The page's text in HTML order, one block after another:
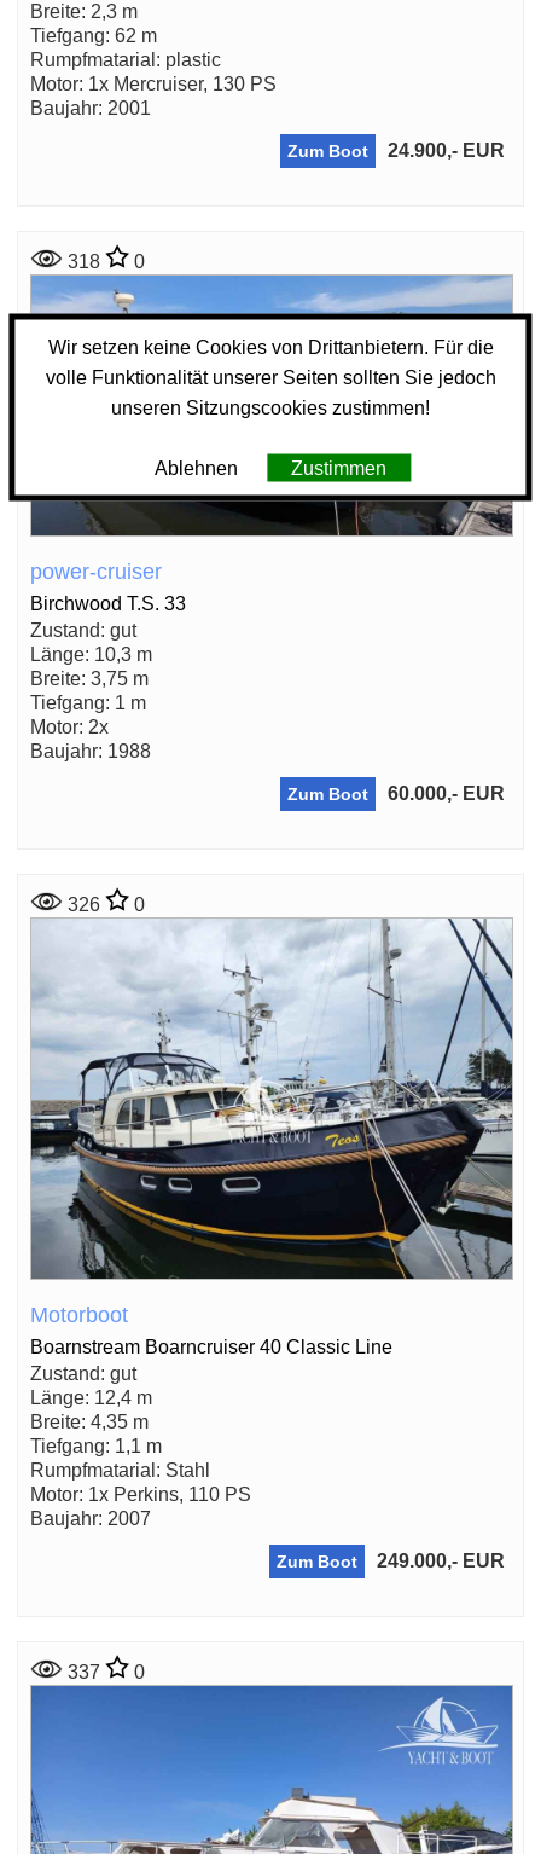
Breite: 2,3 m
Tiefgang: 62 m
Rumpfmatarial: plastic
Motor: 1x Mercruiser, 130 PS
Baujahr: 2001
Zum Boot 24.900,- EUR
318 0
power-cruiser
Birchwood T.S. 33
Zustand: gut
Länge: 10,3 m
Breite: 3,75 m
Tiefgang: 1 m
Motor: 2x
Baujahr: 1988
Zum Boot 60.000,- EUR
326 0
Motorboot
Boarnstream Boarncruiser 40 Classic Line
Zustand: gut
Länge: 12,4 m
Breite: 4,35 m
Tiefgang: 1,1 m
Rumpfmatarial: Stahl
Motor: 1x Perkins, 110 PS
Baujahr: 2007
Zum Boot 249.000,- EUR
337 0
Wir setzen keine Cookies von Drittanbietern. Für die
volle Funktionalität unserer Seiten sollten Sie jedoch
unseren Sitzungscookies zustimmen!
Ablehnen Zustimmen